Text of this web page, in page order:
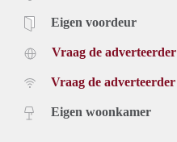
Eigen voordeur
Vraag de adverteerder
Vraag de adverteerder
Eigen woonkamer